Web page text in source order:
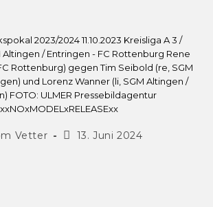
2023/2024 11.10.2023 Kreisliga A 3 /
Altingen / Entringen - FC Rottenburg Rene
Rottenburg) gegen Tim Seibold (re, SGM
und Lorenz Wanner (li, SGM Altingen /
FOTO: ULMER Pressebildagentur
xxNOxMODELxRELEASExx
Vetter 13. Juni 2024